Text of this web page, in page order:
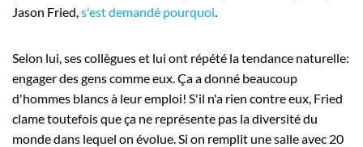
Jason Fried,s'est demandé pourquoi.
Selon lui, ses collègues et lui ont répété la tendance naturelle:
engager des gens comme eux. Ça a donné beaucoup
d'hommes blancs à leur emploi! S'il n'a rien contre eux, Fried
clame toutefois que ça ne représente pas la diversité du
monde dans lequel on évolue. Si on remplit une salle avec 20